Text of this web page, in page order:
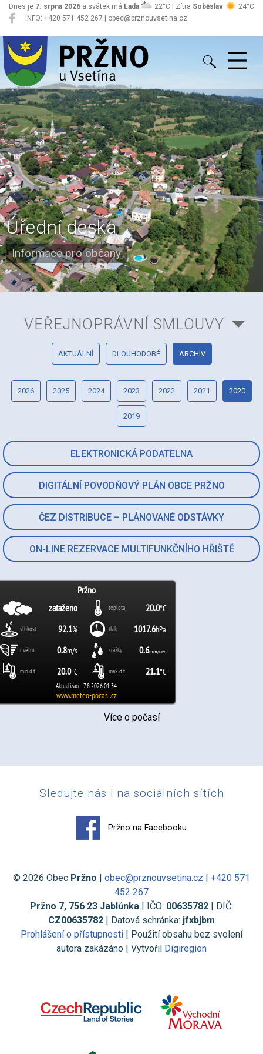
INFO: +420 571 452 267 | obec@prznouvsetina.cz
Dnes je 7. srpna 2026 a svátek má Lada 22°C | Zítra Soběslav 24°C
Pržno
Úřední deska
Informace pro občany
ELEKTRONICKÁ PODATELNA
DIGITÁLNÍ POVODŇOVÝ PLÁN OBCE PRŽNO
ČEZ DISTRIBUCE – PLÁNOVANÉ ODSTÁVKY
ON-LINE REZERVACE MULTIFUNKČNÍHO HŘIŠTĚ
Více o počasí
VEŘEJNOPRÁVNÍ SMLOUVY
AKTUÁLNÍ DLOUHODOBÉ ARCHIV
2026 2025 2024 2023 2022 2021 2020
2019
Sledujte nás i na sociálních sítích
Pržno na Facebooku
© 2026 Obec Pržno | obec@prznouvsetina.cz | +420 571
452 267
Pržno 7, 756 23 Jablůnka | IČO: 00635782 | DIČ:
CZ00635782 | Datová schránka: jfxbjbm
Prohlášení o přístupnosti | Použití obsahu bez svolení
autora zakázáno | Vytvořil Digiregion